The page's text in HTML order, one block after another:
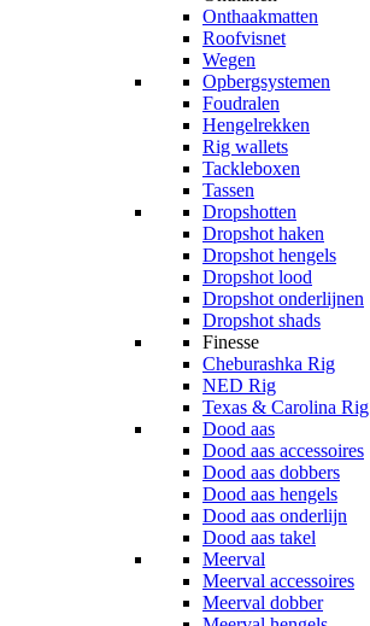
Onthaakmatten
Roofvisnet
Wegen
Opbergsystemen
Foudralen
Hengelrekken
Rig wallets
Tackleboxen
Tassen
Dropshotten
Dropshot haken
Dropshot hengels
Dropshot lood
Dropshot onderlijnen
Dropshot shads
Finesse
Cheburashka Rig
NED Rig
Texas & Carolina Rig
Dood aas
Dood aas accessoires
Dood aas dobbers
Dood aas hengels
Dood aas onderlijn
Dood aas takel
Meerval
Meerval accessoires
Meerval dobber